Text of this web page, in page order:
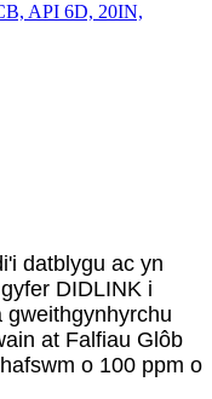
API 6D, 20IN,
datblygu ac yn
DIDLINK i
at Falfiau Glôb
o 100 ppm o